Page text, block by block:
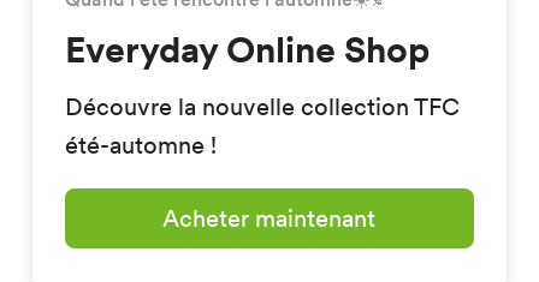
Everyday Online Shop
Découvre la nouvelle collection TFC
été-automne !
Acheter maintenant